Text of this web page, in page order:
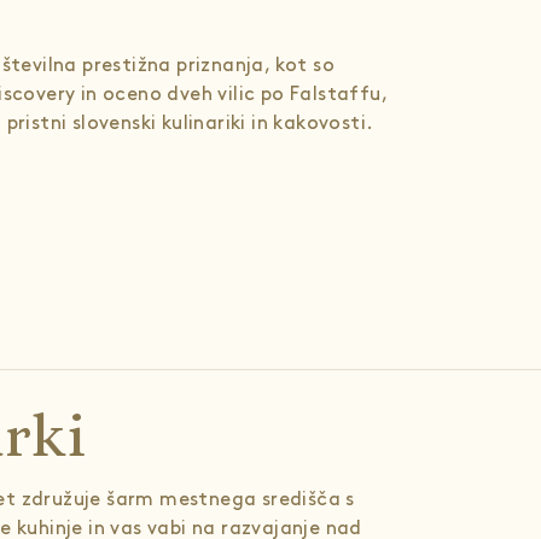
prestižna priznanja, kot so
in oceno dveh vilic po Falstaffu,
slovenski kulinariki in kakovosti.
združuje šarm mestnega središča s
kuhinje in vas vabi na razvajanje nad